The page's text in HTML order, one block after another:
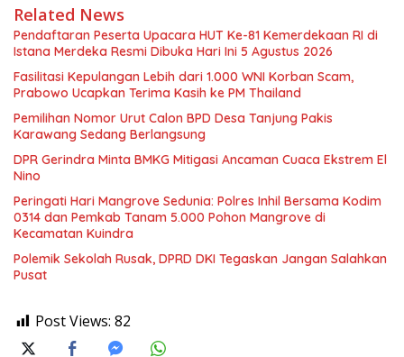
Related News
Pendaftaran Peserta Upacara HUT Ke-81 Kemerdekaan RI di
Istana Merdeka Resmi Dibuka Hari Ini 5 Agustus 2026
Fasilitasi Kepulangan Lebih dari 1.000 WNI Korban Scam,
Prabowo Ucapkan Terima Kasih ke PM Thailand
Pemilihan Nomor Urut Calon BPD Desa Tanjung Pakis
Karawang Sedang Berlangsung
DPR Gerindra Minta BMKG Mitigasi Ancaman Cuaca Ekstrem El
Nino
Peringati Hari Mangrove Sedunia: Polres Inhil Bersama Kodim
0314 dan Pemkab Tanam 5.000 Pohon Mangrove di
Kecamatan Kuindra
Polemik Sekolah Rusak, DPRD DKI Tegaskan Jangan Salahkan
Pusat
Post Views: 82